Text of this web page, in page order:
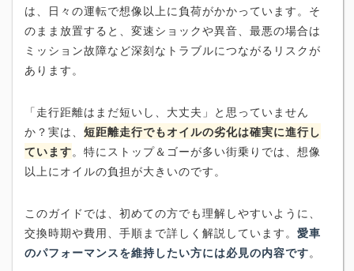
は、日々の運転で想像以上に負荷がかかっています。そ
のまま放置すると、変速ショックや異音、最悪の場合は
ミッション故障など深刻なトラブルにつながるリスクが
あります。
「走行距離はまだ短いし、大丈夫」と思っていません
か？実は、 短距離走行でもオイルの劣化は確実に進行し
ています。特にストップ＆ゴーが多い街乗りでは、想像
以上にオイルの負担が大きいのです。
このガイドでは、初めての方でも理解しやすいように、
交換時期や費用、手順まで詳しく解説しています。 愛車
のパフォーマンスを維持したい方には必見の内容です。